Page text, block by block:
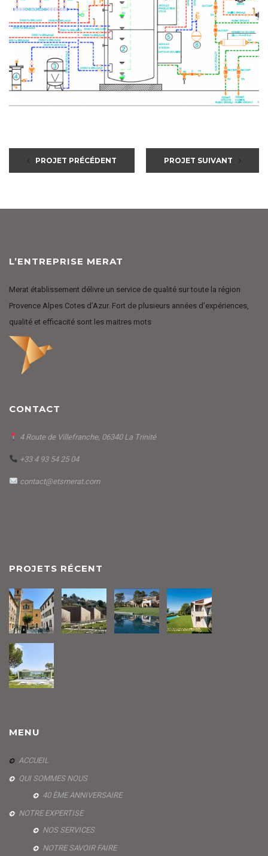
PROJET PRÉCÉDENT PROJET SUIVANT
L’ENTREPRISE MERAT
Merat établissement délivre un service de qualité sur toute la région
Provence Alpes Cotes d’Azur. Fort de plusieurs années d’expériences,
qualité et efficacité sont les maitres mots
CONTACT
4 Route de Villefranche, 06340 La Trinité
+33 4 93 54 25 04
contact@etsmerat.com
PROJETS RÉCENT
MENU
ACCUEIL
QUI SOMMES NOUS
40 ÈME ANNIVERSAIRE
NOTRE EXPERTISE
NOS SERVICES
NOTRE SAVOIR FAIRE